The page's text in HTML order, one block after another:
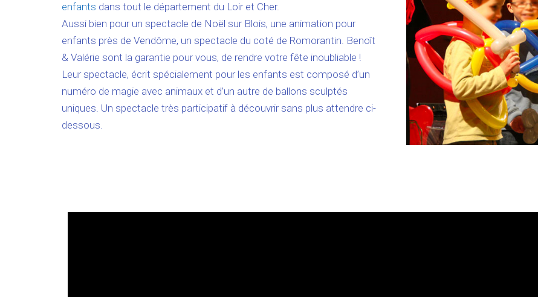
enfants dans tout le département du Loir et Cher.
Aussi bien pour un spectacle de Noël sur Blois, une animation pour
enfants près de Vendôme, un spectacle du coté de Romorantin. Benoît
& Valérie sont la garantie pour vous, de rendre votre fête inoubliable !
Leur spectacle, écrit spécialement pour les enfants est composé d’un
numéro de magie avec animaux et d’un autre de ballons sculptés
uniques. Un spectacle très participatif à découvrir sans plus attendre ci-
dessous.